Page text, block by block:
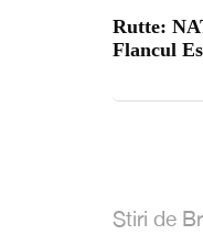
Rutte:
Flancul
Stiri de